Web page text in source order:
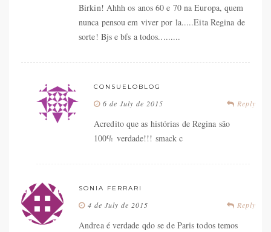
Birkin! Ahhh os anos 60 e 70 na Europa, quem
nunca pensou em viver por la.....Eita Regina de
sorte! Bjs e bfs a todos.........
CONSUELOBLOG
Reply
6 de July de 2015
Acredito que as histórias de Regina são
100% verdade!!! smack c
SONIA FERRARI
Reply
4 de July de 2015
Andrea é verdade qdo se de Paris todos temos